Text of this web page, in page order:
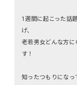
1週間に起こった話
げ、
老若男女どんな方に
す！
知ったつもりにな